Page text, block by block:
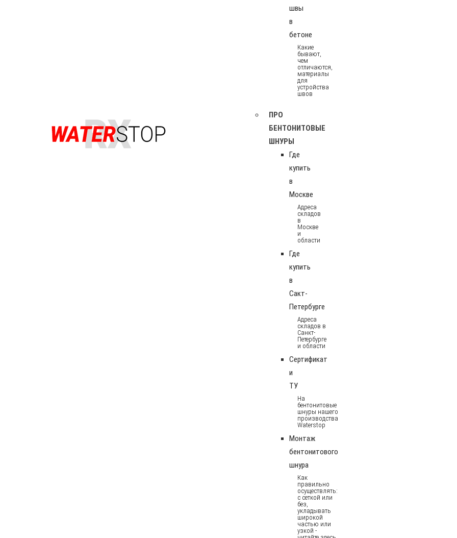
швы
в
бетоне
Какие
бывают,
чем
отличаются,
материалы
для
устройства
швов
ПРО
БЕНТОНИТОВЫЕ
ШНУРЫ
Где
купить
в
Москве
Адреса
складов
в
Москве
и
области
Где
купить
в
Сакт-
Петербурге
Адреса
складов в
Санкт-
Петербурге
и области
Сертификат
и
ТУ
На
бентонитовые
шнуры нашего
производства
Waterstop
Монтаж
бентонитового
шнура
Как
правильно
осуществлять:
с сеткой или
без,
укладывать
широкой
частью или
узкой -